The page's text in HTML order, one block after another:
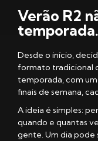
Verão R2
temporada.
Desde o início,
formato tradicional
temporada, com
finais de semana,
A ideia é simples:
quando e quantas
gente. Um dia pode